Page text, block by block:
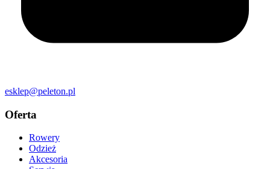
esklep@peleton.pl
Oferta
Rowery
Odzież
Akcesoria